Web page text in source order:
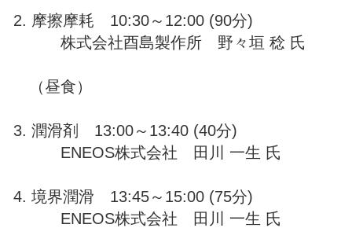
2. 摩擦摩耗 10:30～12:00 (90分)
株式会社酉島製作所 野々垣 稔 氏
（昼食）
3. 潤滑剤 13:00～13:40 (40分)
ENEOS株式会社 田川 一生 氏
4. 境界潤滑 13:45～15:00 (75分)
ENEOS株式会社 田川 一生 氏